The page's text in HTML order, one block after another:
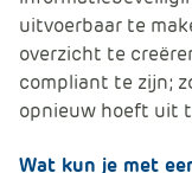
uitvoerbaar te
overzicht te
compliant te zijn;
opnieuw hoeft uit
Wat kun je met